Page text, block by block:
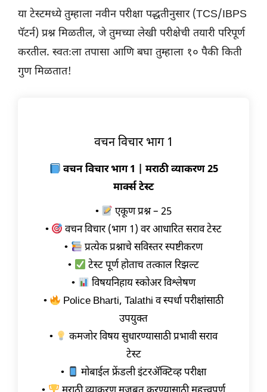
या टेस्टमध्ये तुम्हाला नवीन परीक्षा पद्धतीनुसार (TCS/IBPS
पॅटर्न) प्रश्न मिळतील, जे तुमच्या लेखी परीक्षेची तयारी परिपूर्ण
करतील. स्वतःला तपासा आणि बघा तुम्हाला १० पैकी किती
गुण मिळतात!
वचन विचार भाग 1
वचन विचार भाग 1 | मराठी व्याकरण 25
मार्क्स टेस्ट
•
एकूण प्रश्न – 25
•
वचन विचार (भाग 1) वर आधारित सराव टेस्ट
•
प्रत्येक प्रश्नाचे सविस्तर स्पष्टीकरण
•
टेस्ट पूर्ण होताच तत्काल रिझल्ट
•
विषयनिहाय स्कोअर विश्लेषण
•
Police Bharti, Talathi व स्पर्धा परीक्षांसाठी
उपयुक्त
•
कमजोर विषय सुधारण्यासाठी प्रभावी सराव
टेस्ट
•
मोबाईल फ्रेंडली इंटरॲक्टिव्ह परीक्षा